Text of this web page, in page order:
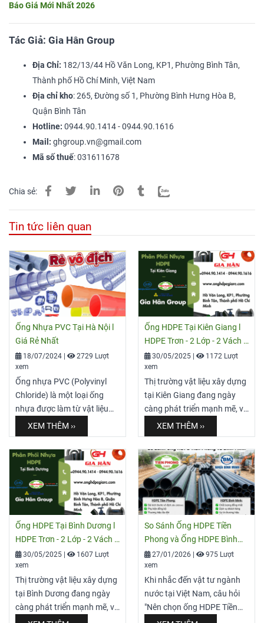
Báo Giá Mới Nhất 2026
Tác Giả: Gia Hân Group
Địa Chỉ: 182/13/44 Hồ Văn Long, KP1, Phường Bình Tân,
Thành phố Hồ Chí Minh, Việt Nam
Địa chỉ kho: 265, Đường số 1, Phường Bình Hưng Hòa B,
Quận Bình Tân
Hotline: 0944.90.1414 - 0944.90.1616
Mail: ghgroup.vn@gmail.com
Mã số thuế: 031611678
Chia sẻ:
Tin tức liên quan
Ống Nhựa PVC Tại Hà Nội l
Giá Rẻ Nhất
18/07/2024
2729 Lượt
xem
Ống nhựa PVC (Polyvinyl
Chloride) là một loại ống
nhựa được làm từ vật liệu
nhựa PVC, một loại nhựa
nhiệt dẻo phổ biến. PVC là
một trong những loại nhựa
được sử dụng rộng rãi nhất
trên thế giới do tính linh
hoạt, độ bền và giá thành
hợp lý. Ống nhựa PVC có
nhiều ưu điểm như trọng
lượng nhẹ, dễ lắp đặt, chống
ăn mòn và cách điện tốt,
được ứng dụng rộng rãi
nông nghiệp và công
nghiệp. Gia Hân Group cung
cấp các địa chỉ cung
XEM THÊM ››
Ống HDPE Tại Kiên Giang l
HDPE Trơn - 2 Lớp - 2 Vách -
Xoắn Cam
30/05/2025
1172 Lượt
xem
Thị trường vật liệu xây dựng
tại Kiên Giang đang ngày
càng phát triển mạnh mẽ, và
ống HDPE (High-Density
Polyethylene) là một lựa
chọn hàng đầu cho nhiều dự
án từ cấp thoát nước, hạ
tầng ngầm điện đến tưới tiêu
nông nghiệp. Với những đặc
tính vượt trội về độ bền, tuổi
thọ và khả năng chịu được
điều kiện khắc nghiệt và tia
uv, ống HDPE không chỉ đáp
ứng các tiêu chuẩn kỹ thuật
hiệu quả kinh tế lâu dài cho
các công trình.
XEM THÊM ››
Ống HDPE Tại Bình Dương l
HDPE Trơn - 2 Lớp - 2 Vách -
Xoắn Cam
30/05/2025
1607 Lượt
xem
Thị trường vật liệu xây dựng
tại Bình Dương đang ngày
càng phát triển mạnh mẽ, và
ống HDPE (High-Density
So Sánh Ống HDPE Tiền
Phong và Ống HDPE Bình
Minh
27/01/2026
975 Lượt
xem
Khi nhắc đến vật tư ngành
nước tại Việt Nam, câu hỏi
"Nên chọn ống HDPE Tiền
Phong hay Bình Minh?" luôn